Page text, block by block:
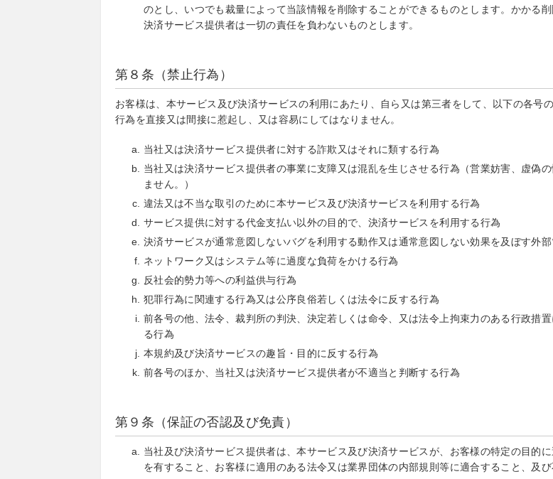
のとし、いつでも裁量によって当該情報を削除することができるものとします。かかる
決済サービス提供者は一切の責任を負わないものとします。
第８条（禁止行為）
お客様は、本サービス及び決済サービスの利用にあたり、自ら又は第三者をして、以下の各号
行為を直接又は間接に惹起し、又は容易にしてはなりません。
当社又は決済サービス提供者に対する詐欺又はそれに類する行為
当社又は決済サービス提供者の事業に支障又は混乱を生じさせる行為（営業妨害、虚偽
ません。）
違法又は不当な取引のために本サービス及び決済サービスを利用する行為
サービス提供に対する代金支払い以外の目的で、決済サービスを利用する行為
決済サービスが通常意図しないバグを利用する動作又は通常意図しない効果を及ぼす外
ネットワーク又はシステム等に過度な負荷をかける行為
反社会的勢力等への利益供与行為
犯罪行為に関連する行為又は公序良俗若しくは法令に反する行為
前各号の他、法令、裁判所の判決、決定若しくは命令、又は法令上拘束力のある行政措
る行為
本規約及び決済サービスの趣旨・目的に反する行為
前各号のほか、当社又は決済サービス提供者が不適当と判断する行為
第９条（保証の否認及び免責）
当社及び決済サービス提供者は、本サービス及び決済サービスが、お客様の特定の目的
を有すること、お客様に適用のある法令又は業界団体の内部規則等に適合すること、及